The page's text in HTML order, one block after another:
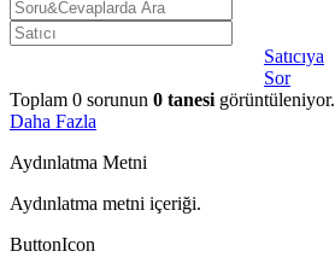
Satıcıya
Sor
Toplam 0 sorunun 0 tanesi görüntüleniyor.
Daha Fazla
Aydınlatma Metni
Aydınlatma metni içeriği.
ButtonIcon